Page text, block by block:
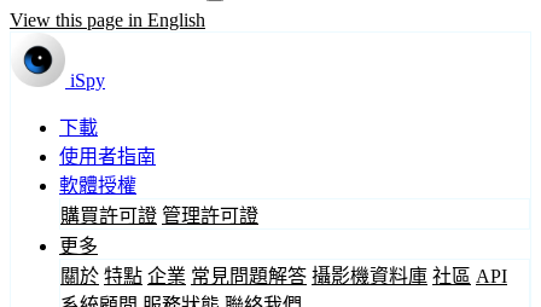
View this page in English
iSpy
下載
使用者指南
軟體授權
購買許可證 管理許可證
更多
關於 特點 企業 常見問題解答 攝影機資料庫 社區 API